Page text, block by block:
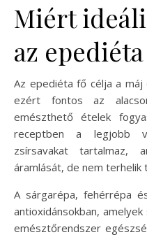
Miért
az
Az epediéta fő célja a máj
ezért fontos az
emészthető ételek
receptben a legjobb
zsírsavakat tartalmaz,
áramlását, de nem terhelik
A sárgarépa, fehérrépa
antioxidánsokban,
emésztőrendszer